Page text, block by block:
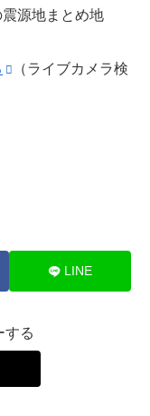
源地まとめ地
（ライブカメラ検
LINE
する